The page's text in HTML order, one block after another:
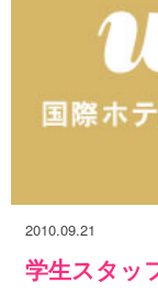
2010.09.21
学生スタッ